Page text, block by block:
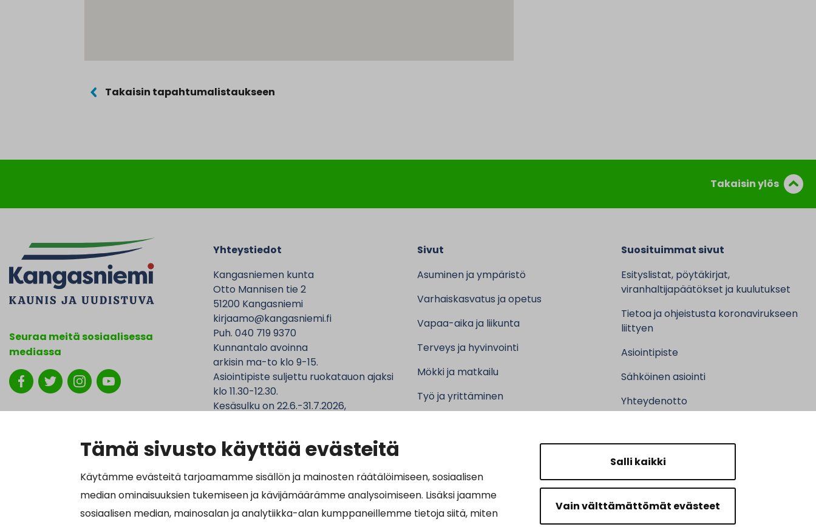
Tämä sivusto käyttää evästeitä
Käytämme evästeitä tarjoamamme sisällön ja mainosten räätälöimiseen, sosiaalisen
median ominaisuuksien tukemiseen ja kävijämäärämme analysoimiseen. Lisäksi jaamme
sosiaalisen median, mainosalan ja analytiikka-alan kumppaneillemme tietoja siitä, miten
Salli kaikki
Vain välttämättömät evästeet
Takaisin tapahtumalistaukseen
Takaisin ylös
Seuraa meitä sosiaalisessa
mediassa
Yhteystiedot
Kangasniemen kunta
Otto Mannisen tie 2
51200 Kangasniemi
kirjaamo@kangasniemi.fi
Puh. 040 719 9370
Kunnantalo avoinna
arkisin ma-to klo 9-15.
Asiointipiste suljettu ruokatauon ajaksi
klo 11.30-12.30.
Kesäsulku on 22.6.-31.7.2026,
Laskutustiedot:
Y-tunnus 0164690-3
Sivut
Asuminen ja ympäristö
Varhaiskasvatus ja opetus
Vapaa-aika ja liikunta
Terveys ja hyvinvointi
Mökki ja matkailu
Työ ja yrittäminen
Suosituimmat sivut
Esityslistat, pöytäkirjat,
viranhaltijapäätökset ja kuulutukset
Tietoa ja ohjeistusta koronavirukseen
liittyen
Asiointipiste
Sähköinen asiointi
Yhteydenotto
Ruokalistat